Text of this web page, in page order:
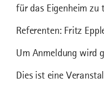
für das Eigenheim
Referenten: Fritz
Um Anmeldung wird
Dies ist eine